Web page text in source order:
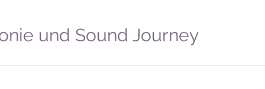
und Sound Journey